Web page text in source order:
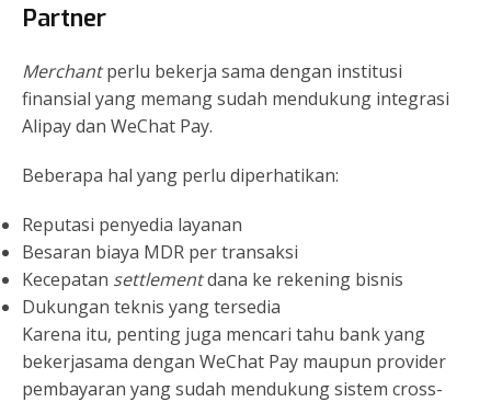
Partner
Merchantperlu bekerja sama dengan institusi
finansial yang memang sudah mendukung integrasi
Alipay dan WeChat Pay.
Beberapa hal yang perlu diperhatikan:
Reputasi penyedia layanan
Besaran biaya MDR per transaksi
Kecepatan settlementdana ke rekening bisnis
Dukungan teknis yang tersedia
Karena itu, penting juga mencari tahu bank yang
bekerjasama dengan WeChat Pay maupun provider
pembayaran yang sudah mendukung sistem cross-